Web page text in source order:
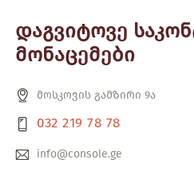
დაგვიტოვე
მონაცემები
მოსკოვის გამზირი 9ა
032 219 78 78
info@console.ge